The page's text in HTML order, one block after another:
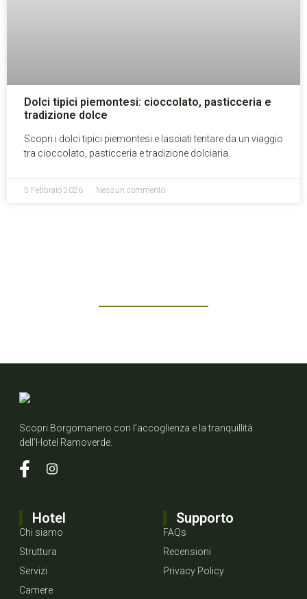
Dolci tipici piemontesi: cioccolato, pasticceria e
tradizione dolce
Scopri i dolci tipici piemontesi e lasciati tentare da un viaggio
tra cioccolato, pasticceria e tradizione dolciaria.
5 Febbraio 2026 Nessun commento
Scopri Borgomanero con l’accoglienza e la tranquillità
dell’Hotel Ramoverde.
Hotel
Chi siamo
Struttura
Servizi
Camere
Supporto
FAQs
Recensioni
Privacy Policy